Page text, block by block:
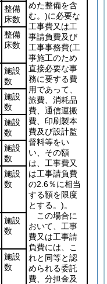
めた整備を含
む。)に必要な
工事費又は工
事請負費及び
工事事務費(工
事施工のため
直接必要な事
務に要する費
用であって、
旅費、消耗品
費、通信運搬
費、印刷製本
費及び設計監
督料等をい
い、その額
は、工事費又
は工事請負費
の2.6％に相当
する額を限度
とする。)。
この場合に
おいて、工事
費又は工事請
負費には、こ
れと同等と認
められる委託
費、分担金及
整備
床数
整備
床数
施設
数
施設
数
施設
数
施設
数
施設
数
施設
数
施設
数